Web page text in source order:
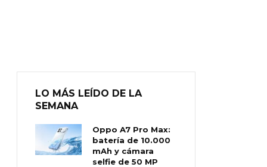
LO MÁS LEÍDO DE LA
SEMANA
Oppo A7 Pro Max:
batería de 10.000
mAh y cámara
selfie de 50 MP